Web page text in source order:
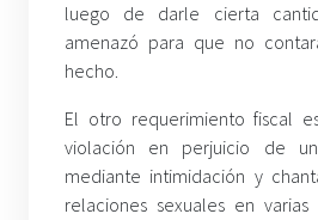
luego de darle cierta
amenazó para que no
hecho.
El otro requerimiento fiscal
violación en perjuicio de
mediante intimidación y
relaciones sexuales en varias